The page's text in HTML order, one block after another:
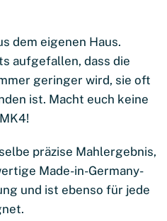
dem eigenen Haus.
aufgefallen, dass die
geringer wird, sie oft
ist. Macht euch keine
präzise Mahlergebnis,
Made-in-Germany-
und ist ebenso für jede